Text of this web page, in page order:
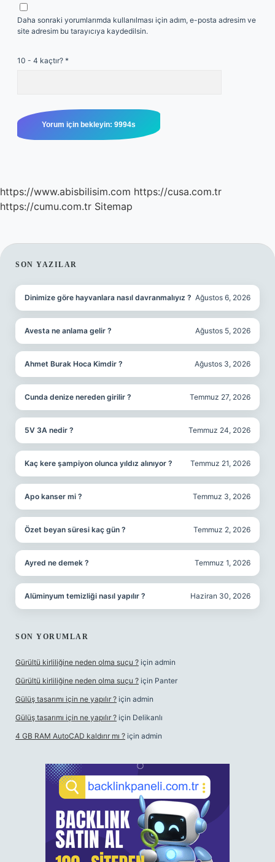
Daha sonraki yorumlarımda kullanılması için adım, e-posta adresim ve
site adresim bu tarayıcıya kaydedilsin.
10 - 4 kaçtır? *
https://www.abisbilisim.com https://cusa.com.tr
https://cumu.com.tr Sitemap
SIDEBAR
SON YAZILAR
Dinimize göre hayvanlara nasıl davranmalıyız ? Ağustos 6, 2026
Avesta ne anlama gelir ? Ağustos 5, 2026
Ahmet Burak Hoca Kimdir ? Ağustos 3, 2026
Cunda denize nereden girilir ? Temmuz 27, 2026
5V 3A nedir ? Temmuz 24, 2026
Kaç kere şampiyon olunca yıldız alınıyor ? Temmuz 21, 2026
Apo kanser mi ? Temmuz 3, 2026
Özet beyan süresi kaç gün ? Temmuz 2, 2026
Ayred ne demek ? Temmuz 1, 2026
Alüminyum temizliği nasıl yapılır ? Haziran 30, 2026
SON YORUMLAR
Gürültü kirliliğine neden olma suçu ? için admin
Gürültü kirliliğine neden olma suçu ? için Panter
Gülüş tasarımı için ne yapılır ? için admin
Gülüş tasarımı için ne yapılır ? için Delikanlı
4 GB RAM AutoCAD kaldırır mı ? için admin